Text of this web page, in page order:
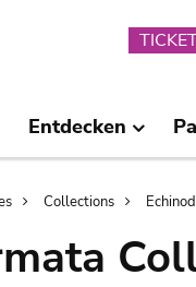
Entdecken
Collections